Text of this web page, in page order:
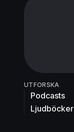
UTFORSKA
Podcasts
Ljudböcker